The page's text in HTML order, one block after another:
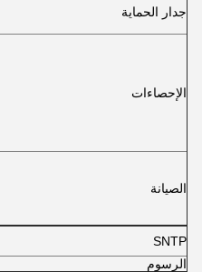
جدار الحماية
الإحصاءات
الصيانة
SNTP
الرسوم